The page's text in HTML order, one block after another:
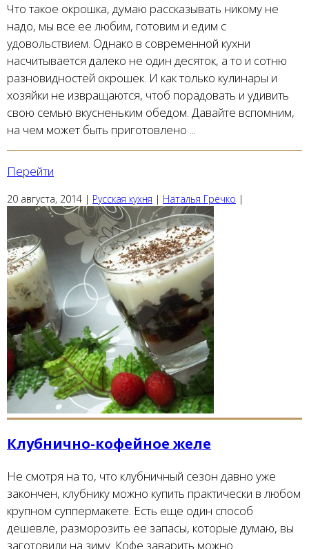
Что такое окрошка, думаю рассказывать никому не
надо, мы все ее любим, готовим и едим с
удовольствием. Однако в современной кухни
насчитывается далеко не один десяток, а то и сотню
разновидностей окрошек. И как только кулинары и
хозяйки не извращаются, чтоб порадовать и удивить
свою семью вкусненьким обедом. Давайте вспомним,
на чем может быть приготовлено ...
Перейти
20 августа, 2014 | Русская кухня | Наталья Гречко |
Клубнично-кофейное желе
Не смотря на то, что клубничный сезон давно уже
закончен, клубнику можно купить практически в любом
крупном суппермакете. Есть еще один способ
дешевле, разморозить ее запасы, которые думаю, вы
заготовили на зиму. Кофе заварить можно